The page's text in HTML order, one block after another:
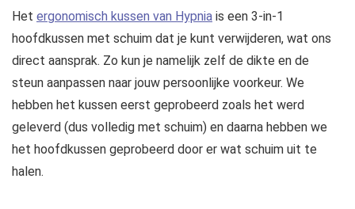
Het ergonomisch kussen van Hypnia is een 3-in-1
hoofdkussen met schuim dat je kunt verwijderen, wat ons
direct aansprak. Zo kun je namelijk zelf de dikte en de
steun aanpassen naar jouw persoonlijke voorkeur. We
hebben het kussen eerst geprobeerd zoals het werd
geleverd (dus volledig met schuim) en daarna hebben we
het hoofdkussen geprobeerd door er wat schuim uit te
halen.